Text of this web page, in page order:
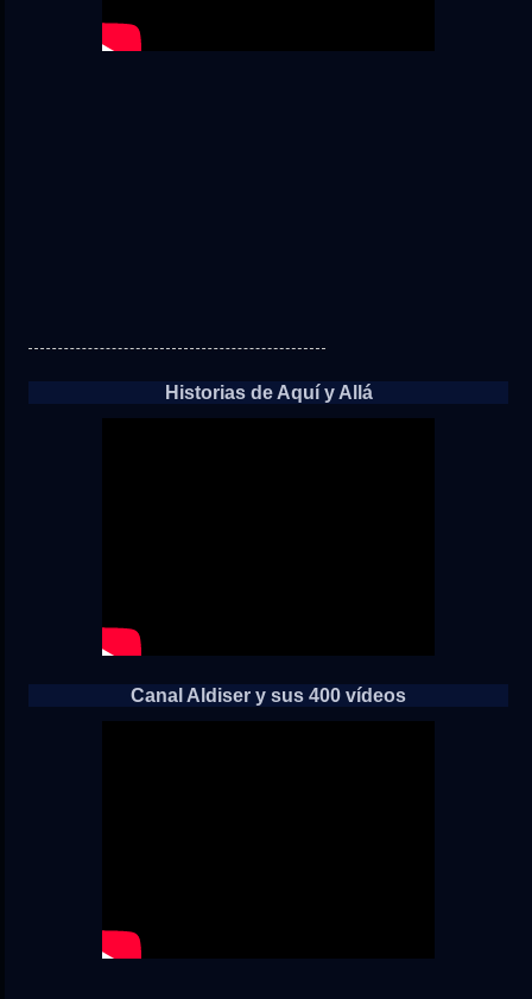
Historias de Aquí y Allá
Canal Aldiser y sus 400 vídeos